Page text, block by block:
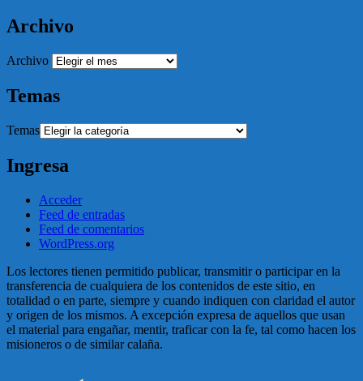
Archivo
Archivo
Temas
Temas
Ingresa
Acceder
Feed de entradas
Feed de comentarios
WordPress.org
Los lectores tienen permitido publicar, transmitir o participar en la
transferencia de cualquiera de los contenidos de este sitio, en
totalidad o en parte, siempre y cuando indiquen con claridad el autor
y origen de los mismos. A excepción expresa de aquellos que usan
el material para engañar, mentir, traficar con la fe, tal como hacen los
misioneros o de similar calaña.